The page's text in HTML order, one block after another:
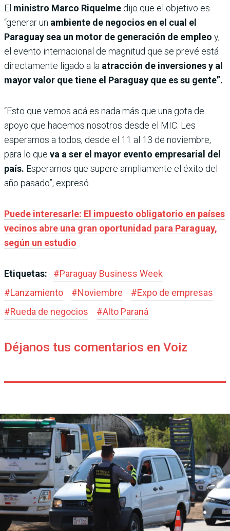
El ministro Marco Riquelme dijo que el objetivo es
“generar un ambiente de negocios en el cual el
Paraguay sea un motor de generación de empleo y,
el evento internacional de magnitud que se prevé está
directamente ligado a la atracción de inversiones y al
mayor valor que tiene el Paraguay que es su gente”.
“Esto que vemos acá es nada más que una gota de
apoyo que hacemos nosotros desde el MIC. Les
esperamos a todos, desde el 11 al 13 de noviembre,
para lo que va a ser el mayor evento empresarial del
país. Esperamos que supere ampliamente el éxito del
año pasado”, expresó.
Puede interesarle: El impuesto obligatorio en países
vecinos abre una gran oportunidad para Paraguay,
según un estudio
Etiquetas: #Paraguay Business Week
#Lanzamiento #Noviembre #Expo de empresas
#Rueda de negocios #Alto Paraná
Déjanos tus comentarios en Voiz